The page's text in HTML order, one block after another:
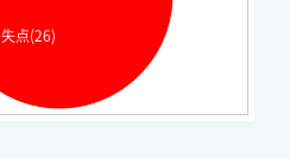
失点(26)